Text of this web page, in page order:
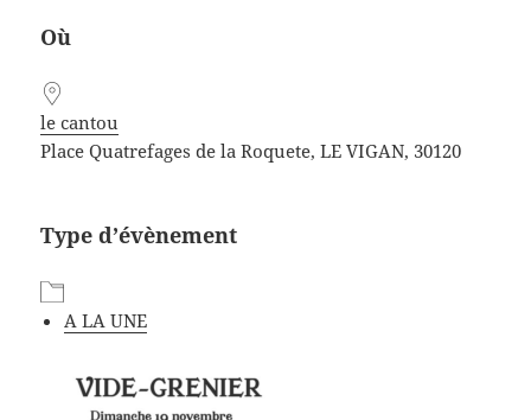
Où
le cantou
Place Quatrefages de la Roquete, LE VIGAN, 30120
Type d’évènement
A LA UNE